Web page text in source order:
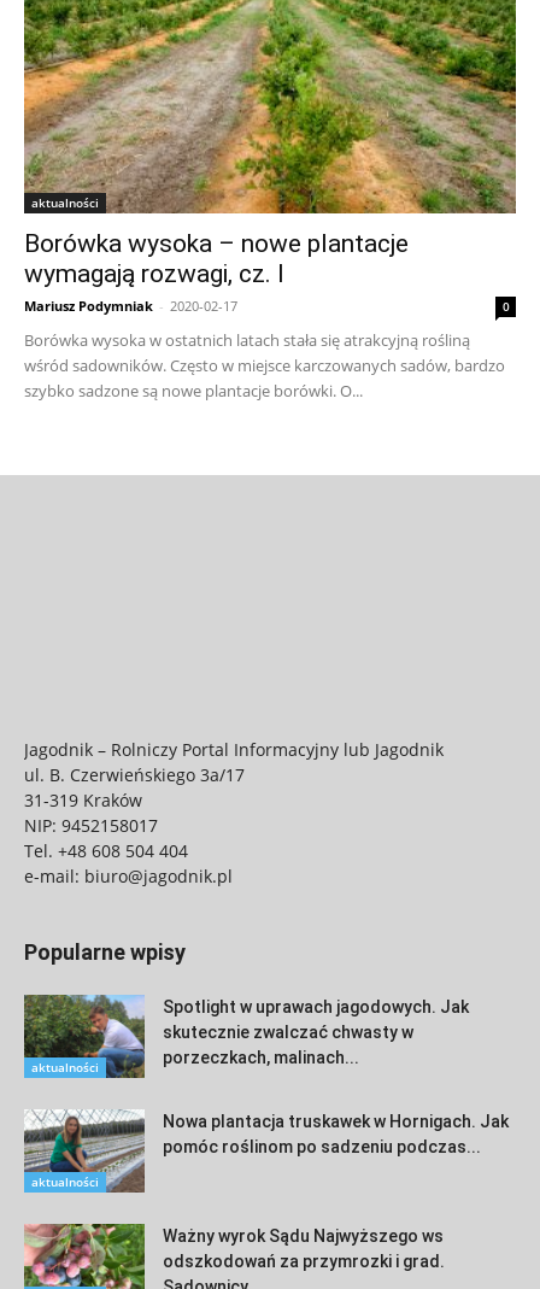
aktualności
Borówka wysoka – nowe plantacje
wymagają rozwagi, cz. I
Mariusz Podymniak - 2020-02-17 0
Borówka wysoka w ostatnich latach stała się atrakcyjną rośliną
wśród sadowników. Często w miejsce karczowanych sadów, bardzo
szybko sadzone są nowe plantacje borówki. O...
Jagodnik – Rolniczy Portal Informacyjny lub Jagodnik
ul. B. Czerwieńskiego 3a/17
31-319 Kraków
NIP: 9452158017
Tel. +48 608 504 404
e-mail: biuro@jagodnik.pl
Popularne wpisy
aktualności
Spotlight w uprawach jagodowych. Jak
skutecznie zwalczać chwasty w
porzeczkach, malinach...
aktualności
Nowa plantacja truskawek w Hornigach. Jak
pomóc roślinom po sadzeniu podczas...
Ważny wyrok Sądu Najwyższego ws
odszkodowań za przymrozki i grad.